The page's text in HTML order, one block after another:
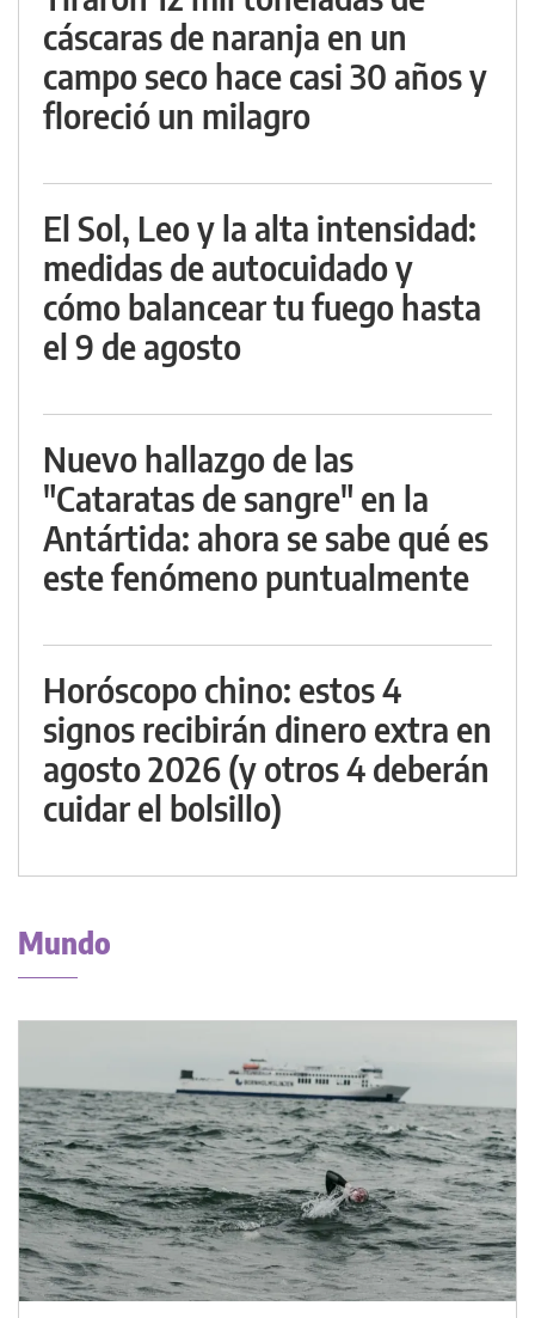
cáscaras de naranja en un
campo seco hace casi 30 años y
floreció un milagro
El Sol, Leo y la alta intensidad:
medidas de autocuidado y
cómo balancear tu fuego hasta
el 9 de agosto
Nuevo hallazgo de las
"Cataratas de sangre" en la
Antártida: ahora se sabe qué es
este fenómeno puntualmente
Horóscopo chino: estos 4
signos recibirán dinero extra en
agosto 2026 (y otros 4 deberán
cuidar el bolsillo)
Mundo